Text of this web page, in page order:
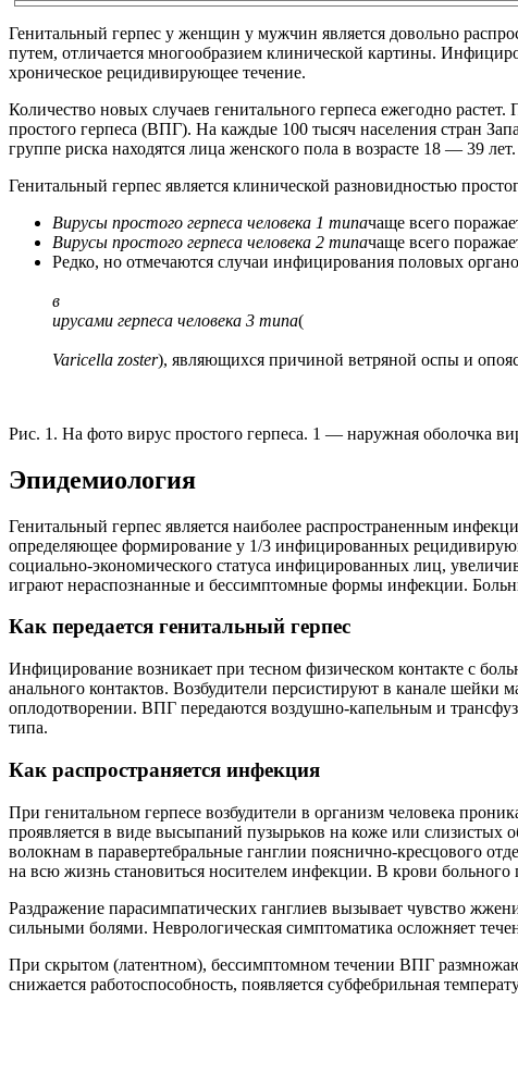
Генитальный герпес у женщин у мужчин является довольно
путем, отличается многообразием клинической картины.
хроническое рецидивирующее течение.
Количество новых случаев генитального герпеса ежегодно
простого герпеса (ВПГ). На каждые 100 тысяч населения стран
группе риска находятся лица женского пола в возрасте 18 — 39
Генитальный герпес является клинической разновидностью
Вирусы простого герпеса человека 1 типачаще всего
Вирусы простого герпеса человека 2 типачаще всего
Редко, но отмечаются случаи инфицирования половых
в
ирусами герпеса человека 3 типа(
Varicella zoster), являющихся причиной ветряной оспы и
Рис. 1. На фото вирус простого герпеса. 1 — наружная оболочка
Эпидемиология
Генитальный герпес является наиболее распространенным
определяющее формирование у 1/3 инфицированных
социально-экономического статуса инфицированных лиц,
играют нераспознанные и бессимптомные формы инфекции.
Как передается генитальный герпес
Инфицирование возникает при тесном физическом контакте с
анального контактов. Возбудители персистируют в канале
оплодотворении. ВПГ передаются воздушно-капельным и
типа.
Как распространяется инфекция
При генитальном герпесе возбудители в организм человека
проявляется в виде высыпаний пузырьков на коже или слизистых
волокнам в паравертебральные ганглии пояснично-кресцового
на всю жизнь становиться носителем инфекции. В крови
Раздражение парасимпатических ганглиев вызывает чувство
сильными болями. Неврологическая симптоматика осложняет
При скрытом (латентном), бессимптомном течении ВПГ
снижается работоспособность, появляется субфебрильная